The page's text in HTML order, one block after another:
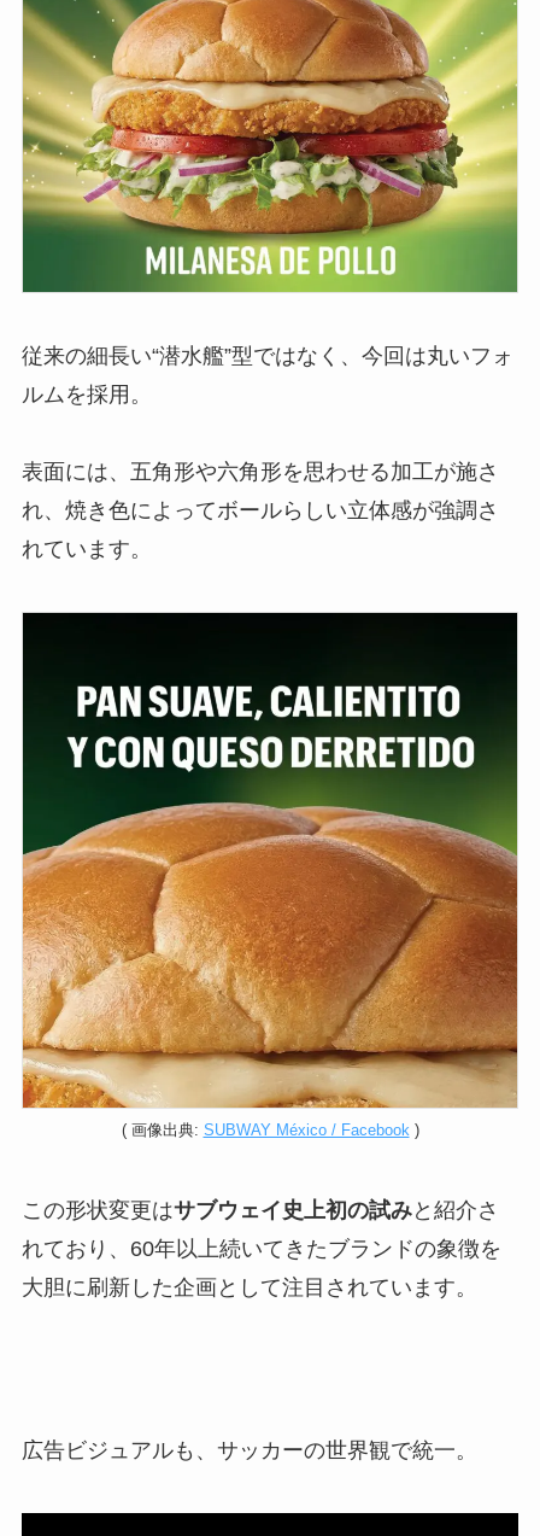
従来の細長い“潜水艦”型ではなく、今回は丸いフォ
ルムを採用。
表面には、五角形や六角形を思わせる加工が施さ
れ、焼き色によってボールらしい立体感が強調さ
れています。
( 画像出典: SUBWAY México / Facebook )
この形状変更はサブウェイ史上初の試みと紹介さ
れており、60年以上続いてきたブランドの象徴を
大胆に刷新した企画として注目されています。
広告ビジュアルも、サッカーの世界観で統一。